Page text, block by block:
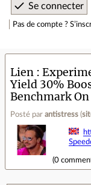
Pas de compte ?
Lien
Yield 30%
Benchmark
Posté par antistress (
(0